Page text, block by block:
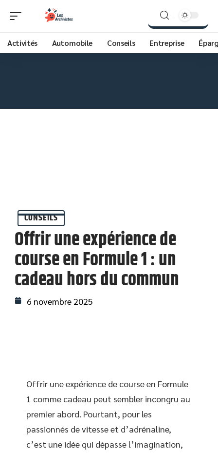
Activités Automobile Conseils Entreprise
CONSEILS
Offrir une expérience de
course en Formule 1 : un
cadeau hors du commun
6 novembre 2025
Offrir une expérience de course en Formule
1 comme cadeau peut sembler incongru au
premier abord. Pourtant, pour les
passionnés de vitesse et d’adrénaline,
c’est une idée qui dépasse l’imagination,